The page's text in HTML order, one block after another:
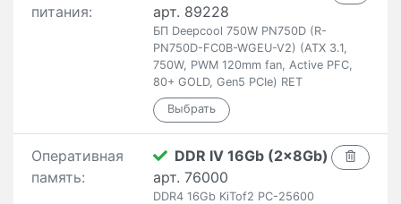
питания:
арт. 89228
БП Deepcool 750W PN750D (R-
PN750D-FC0B-WGEU-V2) (ATX 3.1,
750W, PWM 120mm fan, Active PFC,
80+ GOLD, Gen5 PCIe) RET
Оперативная
память:
DDR IV 16Gb (2x8Gb)
арт. 76000
DDR4 16Gb KiTof2 PC-25600